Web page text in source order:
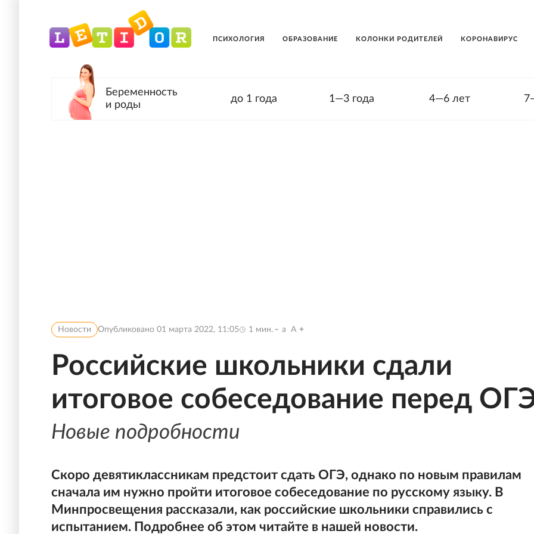
ПСИХОЛОГИЯ ОБРАЗОВАНИЕ КОЛОНКИ РОДИТЕЛЕЙ КОРОНАВИРУС
Беременность
и роды
до 1 года 1—3 года 4—6 лет
Новости Опубликовано 01 марта 2022, 11:05 1 мин. a A
Российские школьники сдали
итоговое собеседование перед
Новые подробности
Скоро девятиклассникам предстоит сдать ОГЭ, однако по новым правилам
сначала им нужно пройти итоговое собеседование по русскому языку. В
Минпросвещения рассказали, как российские школьники справились с
испытанием. Подробнее об этом читайте в нашей новости.